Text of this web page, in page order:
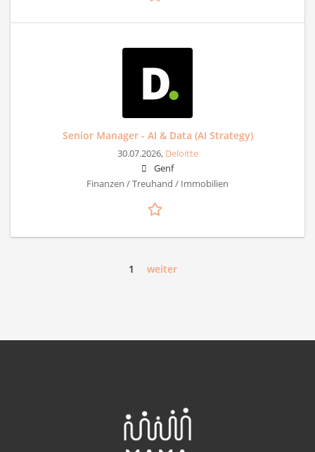
Senior Manager - AI & Data (AI Strategy)
30.07.2026, Deloitte
Genf
Finanzen / Treuhand / Immobilien
1 weiter